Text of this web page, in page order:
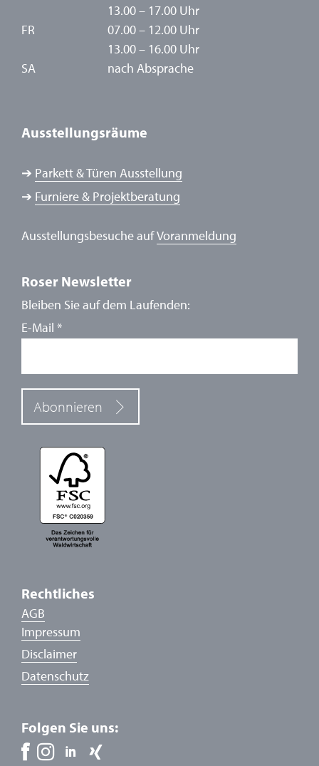
13.00 – 17.00 Uhr
FR
07.00 – 12.00 Uhr
13.00 – 16.00 Uhr
SA
nach Absprache
Ausstellungsräume
➔ Parkett & Türen Ausstellung
➔ Furniere & Projektberatung
Ausstellungsbesuche aufVoranmeldung
Roser Newsletter
Bleiben Sie auf dem Laufenden:
E-Mail *
Abonnieren
Rechtliches
AGB
Impressum
Disclaimer
Datenschutz
Folgen Sie uns: